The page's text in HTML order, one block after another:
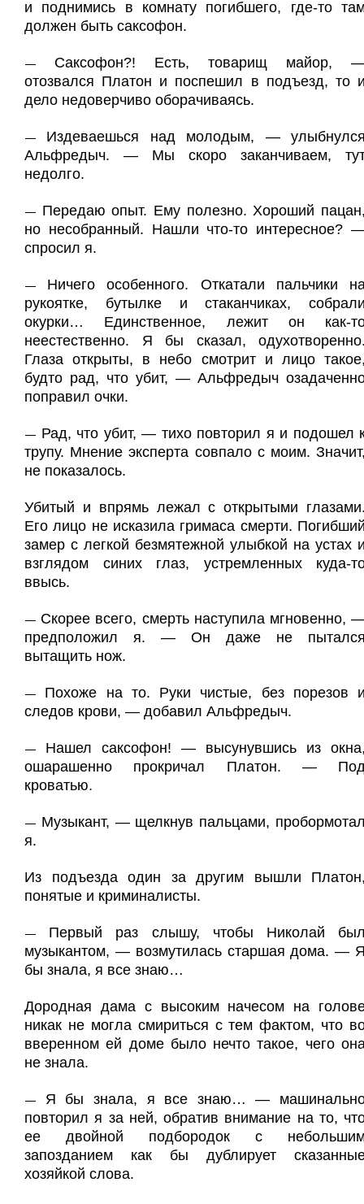
и поднимись в комнату погибшего, где-то
должен быть саксофон.
— Саксофон?! Есть, товарищ майор,
отозвался Платон и поспешил в подъезд, то
дело недоверчиво оборачиваясь.
— Издеваешься над молодым, —
Альфредыч. — Мы скоро заканчиваем,
недолго.
— Передаю опыт. Ему полезно. Хороший
но несобранный. Нашли что-то интересное?
спросил я.
— Ничего особенного. Откатали пальчики
рукоятке, бутылке и стаканчиках,
окурки… Единственное, лежит он как-
неестественно. Я бы сказал,
Глаза открыты, в небо смотрит и лицо
будто рад, что убит, — Альфредыч
поправил очки.
— Рад, что убит, — тихо повторил я и подошел
трупу. Мнение эксперта совпало с моим.
не показалось.
Убитый и впрямь лежал с открытыми
Его лицо не исказила гримаса смерти.
замер с легкой безмятежной улыбкой на устах
взглядом синих глаз, устремленных куда-
ввысь.
— Скорее всего, смерть наступила мгновенно,
предположил я. — Он даже не
вытащить нож.
— Похоже на то. Руки чистые, без порезов
следов крови, — добавил Альфредыч.
— Нашел саксофон! — высунувшись из
ошарашенно прокричал Платон. —
кроватью.
— Музыкант, — щелкнув пальцами,
я.
Из подъезда один за другим вышли
понятые и криминалисты.
— Первый раз слышу, чтобы Николай
музыкантом, — возмутилась старшая дома. —
бы знала, я все знаю…
Дородная дама с высоким начесом на
никак не могла смириться с тем фактом, что
вверенном ей доме было нечто такое, чего
не знала.
— Я бы знала, я все знаю… —
повторил я за ней, обратив внимание на то,
ее двойной подбородок с
запозданием как бы дублирует
хозяйкой слова.